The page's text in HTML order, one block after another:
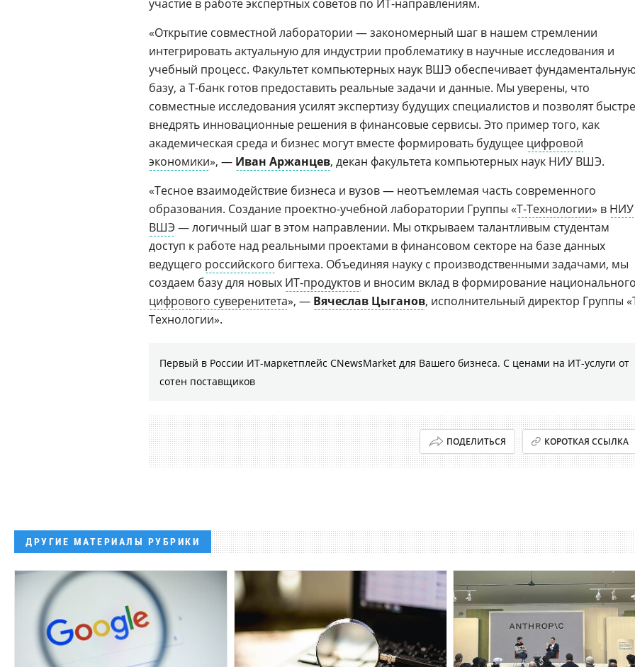
участие в работе экспертных советов по ИТ-направлениям.
«Открытие совместной лаборатории — закономерный шаг в нашем стремлении
интегрировать актуальную для индустрии проблематику в научные исследования и
учебный процесс. Факультет компьютерных наук ВШЭ обеспечивает
базу, а Т-банк готов предоставить реальные задачи и данные. Мы уверены, что
совместные исследования усилят экспертизу будущих специалистов и позволят
внедрять инновационные решения в финансовые сервисы. Это пример того, как
академическая среда и бизнес могут вместе формировать будущее цифровой
экономики», — Иван Аржанцев, декан факультета компьютерных наук НИУ ВШЭ.
«Тесное взаимодействие бизнеса и вузов — неотъемлемая часть современного
образования. Создание проектно-учебной лаборатории Группы «Т-Технологии» в НИУ
ВШЭ — логичный шаг в этом направлении. Мы открываем талантливым студентам
доступ к работе над реальными проектами в финансовом секторе на базе данных
ведущего российского бигтеха. Объединяя науку с производственными задачами, мы
создаем базу для новых ИТ-продуктов и вносим вклад в формирование
цифрового суверенитета», — Вячеслав Цыганов, исполнительный директор Группы
Технологии».
Первый в России ИТ-маркетплейс CNewsMarket для Вашего бизнеса. С ценами на ИТ-услуги от
сотен поставщиков
ПОДЕЛИТЬСЯ КОРОТКАЯ ССЫЛКА
ДРУГИЕ МАТЕРИАЛЫ РУБРИКИ